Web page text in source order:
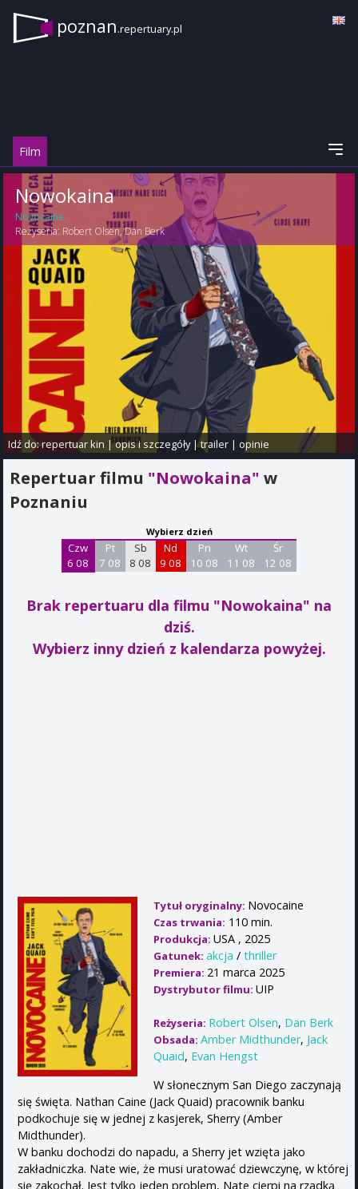
poznan.repertuary.pl
Film
Nowokaina
Novocaine
Reżyseria: Robert Olsen,Dan Berk
Idź do:repertuar kin |opis i szczegóły|trailer |opinie
Repertuar filmu "Nowokaina" w
Poznaniu
Wybierz dzień
Czw
6 08
Pt
7 08
Sb
8 08
Nd
9 08
Pn
10 08
Wt
11 08
Śr
12 08
Brak repertuaru dla filmu "Nowokaina" na
dziś.
Wybierz inny dzień z kalendarza powyżej.
Tytuł oryginalny: Novocaine
Czas trwania: 110 min.
Produkcja: USA , 2025
Gatunek: akcja / thriller
Premiera: 21 marca 2025
Dystrybutor filmu: UIP
Reżyseria: Robert Olsen, Dan Berk
Obsada: Amber Midthunder, Jack
Quaid, Evan Hengst
W słonecznym San Diego zaczynają
się święta. Nathan Caine (Jack Quaid) pracownik banku
podkochuje się w jednej z kasjerek, Sherry (Amber
Midthunder).
W banku dochodzi do napadu, a Sherry jet wzięta jako
zakładniczka. Nate wie, że musi uratować dziewczynę, w której
się zakochał. Jest tylko jeden problem, Nate cierpi na rzadką